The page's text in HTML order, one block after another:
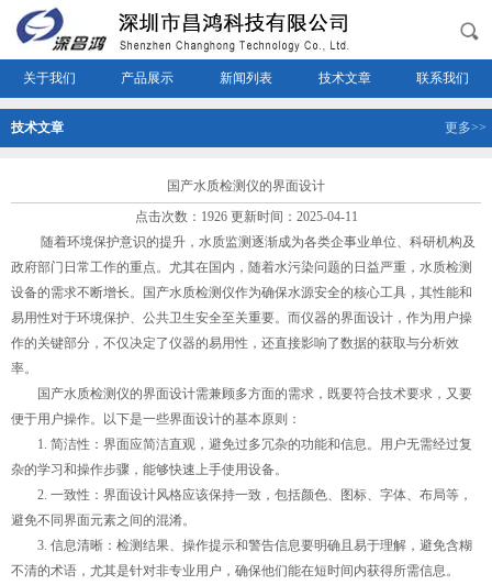
关于我们 产品展示 新闻列表 技术文章 联系我们
技术文章 更多>>
国产水质检测仪的界面设计
点击次数：1926 更新时间：2025-04-11
随着环境保护意识的提升，水质监测逐渐成为各类企事业单位、科研机构及
政府部门日常工作的重点。尤其在国内，随着水污染问题的日益严重，水质检测
设备的需求不断增长。国产水质检测仪作为确保水源安全的核心工具，其性能和
易用性对于环境保护、公共卫生安全至关重要。而仪器的界面设计，作为用户操
作的关键部分，不仅决定了仪器的易用性，还直接影响了数据的获取与分析效
率。
国产水质检测仪的界面设计需兼顾多方面的需求，既要符合技术要求，又要
便于用户操作。以下是一些界面设计的基本原则：
1. 简洁性：界面应简洁直观，避免过多冗杂的功能和信息。用户无需经过复
杂的学习和操作步骤，能够快速上手使用设备。
2. 一致性：界面设计风格应该保持一致，包括颜色、图标、字体、布局等，
避免不同界面元素之间的混淆。
3. 信息清晰：检测结果、操作提示和警告信息要明确且易于理解，避免含糊
不清的术语，尤其是针对非专业用户，确保他们能在短时间内获得所需信息。